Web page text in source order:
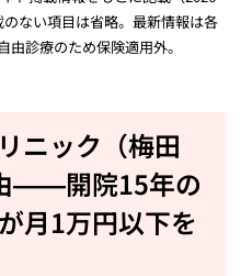
ない項目は省略。最新情報は各
診療のため保険適用外。
ニック（梅田
——開院15年の
月1万円以下を